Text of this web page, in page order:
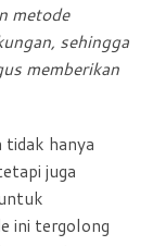
metode
sehingga
memberikan
tidak hanya
juga
ini tergolong